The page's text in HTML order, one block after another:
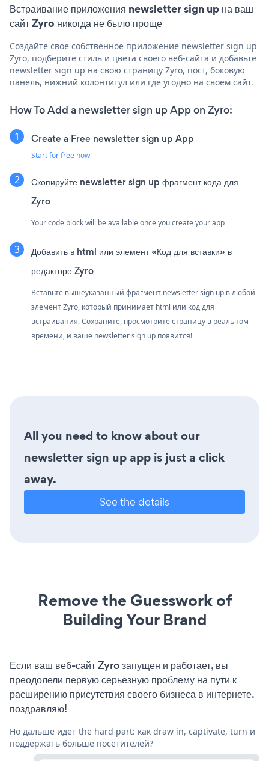
Встраивание приложения newsletter sign up на ваш
сайт Zyro никогда не было проще
Создайте свое собственное приложение newsletter sign up
Zyro, подберите стиль и цвета своего веб-сайта и добавьте
newsletter sign up на свою страницу Zyro, пост, боковую
панель, нижний колонтитул или где угодно на своем сайт.
How To Add a newsletter sign up App on Zyro:
Create a Free newsletter sign up App
Start for free now
Скопируйте newsletter sign up фрагмент кода для
Zyro
Your code block will be available once you create your app
Добавить в html или элемент «Код для вставки» в
редакторе Zyro
Вставьте вышеуказанный фрагмент newsletter sign up в любой
элемент Zyro, который принимает html или код для
встраивания. Сохраните, просмотрите страницу в реальном
времени, и ваше newsletter sign up появится!
All you need to know about our
newsletter sign up app is just a click
away.
See the details
Remove the Guesswork of
Building Your Brand
Если ваш веб-сайт Zyro запущен и работает, вы
преодолели первую серьезную проблему на пути к
расширению присутствия своего бизнеса в интернете.
поздравляю!
Но дальше идет the hard part: как draw in, captivate, turn и
поддержать больше посетителей?